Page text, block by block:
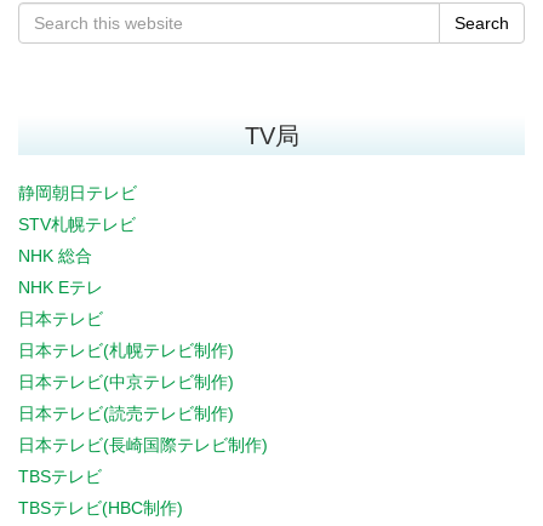
Search
TV局
静岡朝日テレビ
STV札幌テレビ
NHK 総合
NHK Eテレ
日本テレビ
日本テレビ(札幌テレビ制作)
日本テレビ(中京テレビ制作)
日本テレビ(読売テレビ制作)
日本テレビ(長崎国際テレビ制作)
TBSテレビ
TBSテレビ(HBC制作)